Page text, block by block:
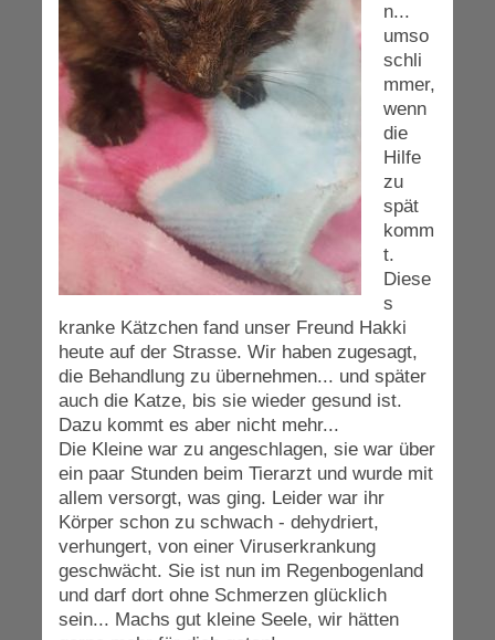
n...
umso
schli
mmer,
wenn
die
Hilfe
zu
spät
komm
t.
Diese
s
kranke Kätzchen fand unser Freund Hakki
heute auf der Strasse. Wir haben zugesagt,
die Behandlung zu übernehmen... und später
auch die Katze, bis sie wieder gesund ist.
Dazu kommt es aber nicht mehr...
Die Kleine war zu angeschlagen, sie war über
ein paar Stunden beim Tierarzt und wurde mit
allem versorgt, was ging. Leider war ihr
Körper schon zu schwach - dehydriert,
verhungert, von einer Viruserkrankung
geschwächt. Sie ist nun im Regenbogenland
und darf dort ohne Schmerzen glücklich
sein... Machs gut kleine Seele, wir hätten